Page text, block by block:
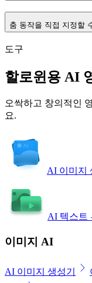
춤 동작을 직접 지정할
도구
할로윈용 AI
오싹하고 창의적인
요.
AI 이미지
AI 텍스트
이미지 AI
AI 이미지 생성기